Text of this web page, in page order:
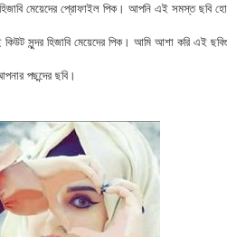
মেয়েদের প্রোফাইল পিক। আপনি এই সমস্ত ছবি
সুন্দর হিজাবি মেয়েদের পিক। আমি আশা করি এই
পছন্দের ছবি।